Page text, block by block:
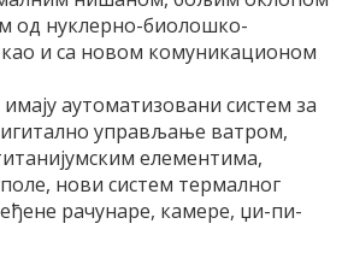
од нуклерно-биолошко-
као и са новом комуникационом
аутоматизовани систем за
управљање ватром,
елементима,
нови систем термалног
рачунаре, камере, џи-пи-